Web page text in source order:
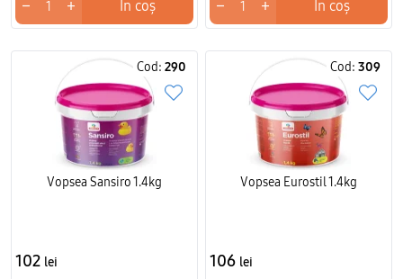
− + În coș − + În coș
Cod: 290
Vopsea Sansiro 1.4kg
102 lei
Cod: 309
Vopsea Eurostil 1.4kg
106 lei